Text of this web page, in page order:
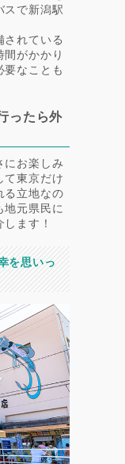
スで新潟駅
されている
がかかり
要なことも
ったら外
にお楽しみ
て東京だけ
る立地なの
地元県民に
ます！
を思いっ